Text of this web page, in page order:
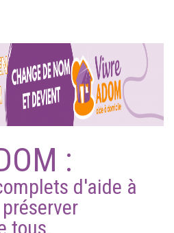
:
d'aide à
tous.